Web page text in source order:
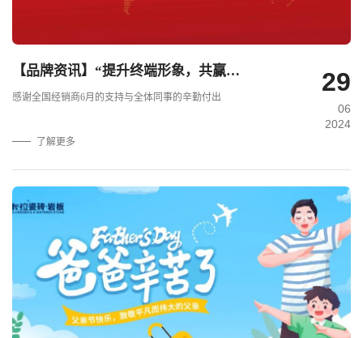
【品牌资讯】“提升终端形象，共赢辉煌未来”——比卡拉瓷砖·岩板6月份月度工作会议及月度聚餐圆满举行！.
感谢全国经销商6月的支持与全体同事的辛勤付出
了解更多
29
06
2024